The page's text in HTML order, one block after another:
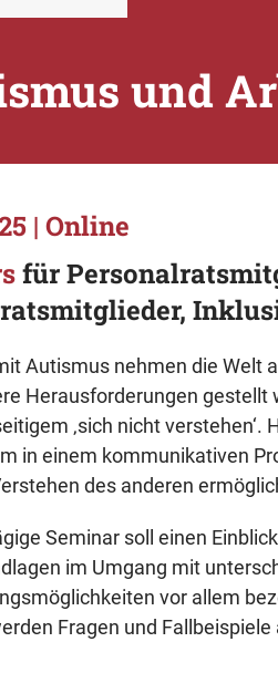
und
| Online
für
Autismus nehmen die Welt
Herausforderungen
‚sich nicht
in einem kommunikativen
des anderen
Seminar soll einen
im Umgang mit
vor allem
Fragen und